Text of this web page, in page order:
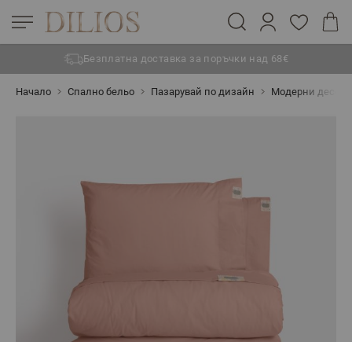
Безплатна доставка за поръчки над 68€
Начало Спално бельо Пазарувай по дизайн Модерни десени